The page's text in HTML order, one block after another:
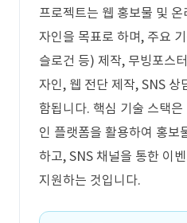
프로젝트는 웹 홍보물 및 온
자인을 목표로 하며, 주요
슬로건 등) 제작, 무빙포스
자인, 웹 전단 제작, SNS 상
함됩니다. 핵심 기술 스택
인 플랫폼을 활용하여 홍보
하고, SNS 채널을 통한 이
지원하는 것입니다.